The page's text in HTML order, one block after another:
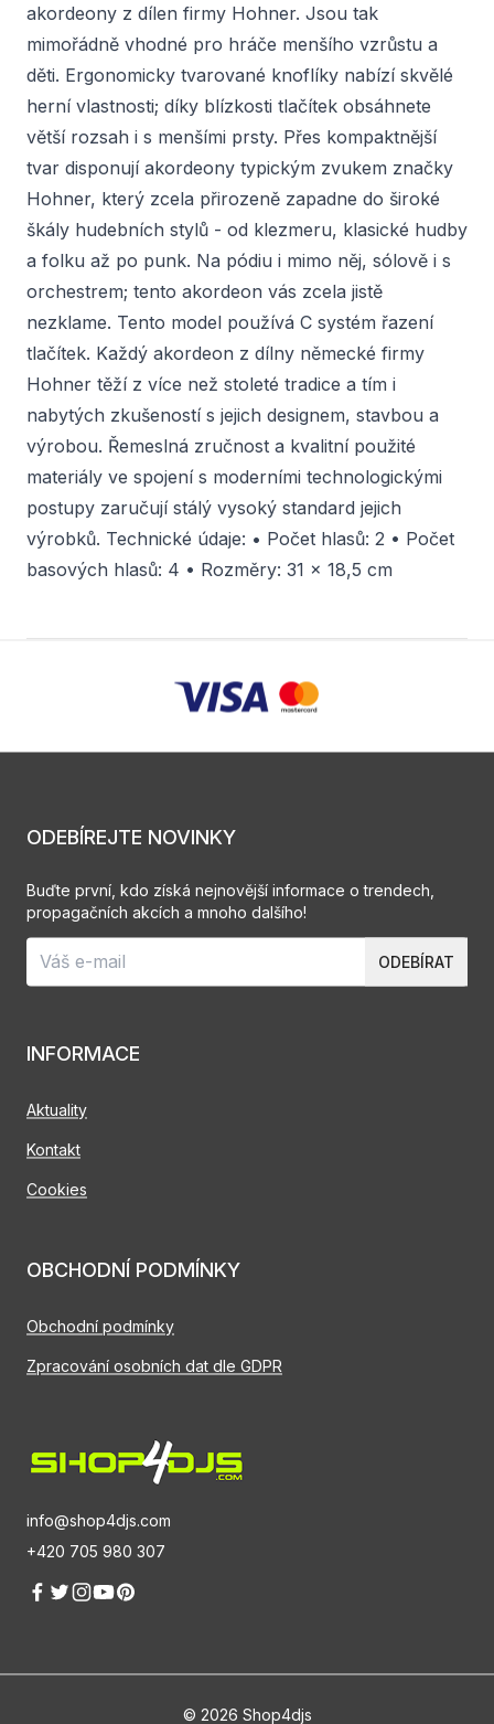
akordeony z dílen firmy Hohner. Jsou tak
mimořádně vhodné pro hráče menšího vzrůstu a
děti. Ergonomicky tvarované knoflíky nabízí skvělé
herní vlastnosti; díky blízkosti tlačítek obsáhnete
větší rozsah i s menšími prsty. Přes kompaktnější
tvar disponují akordeony typickým zvukem značky
Hohner, který zcela přirozeně zapadne do široké
škály hudebních stylů - od klezmeru, klasické hudby
a folku až po punk. Na pódiu i mimo něj, sólově i s
orchestrem; tento akordeon vás zcela jistě
nezklame. Tento model používá C systém řazení
tlačítek. Každý akordeon z dílny německé firmy
Hohner těží z více než stoleté tradice a tím i
nabytých zkušeností s jejich designem, stavbou a
výrobou. Řemeslná zručnost a kvalitní použité
materiály ve spojení s moderními technologickými
postupy zaručují stálý vysoký standard jejich
výrobků. Technické údaje: • Počet hlasů: 2 • Počet
basových hlasů: 4 • Rozměry: 31 x 18,5 cm
info@shop4djs.com
+420 705 980 307
INFORMACE
Aktuality
Kontakt
Cookies
OBCHODNÍ PODMÍNKY
Obchodní podmínky
Zpracování osobních dat dle GDPR
ODEBÍREJTE NOVINKY
Buďte první, kdo získá nejnovější informace o trendech,
propagačních akcích a mnoho dalšího!
ODEBÍRAT
© 2026 Shop4djs